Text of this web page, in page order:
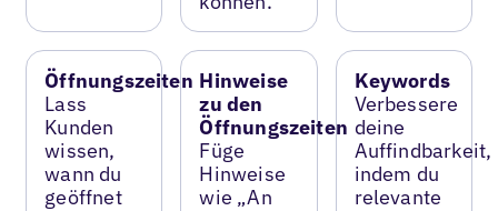
Öffnungszeiten
Lass
Kunden
wissen,
wann du
geöffnet
Hinweise
zu den
Öffnungszeiten
Füge
Hinweise
wie „An
Keywords
Verbessere
deine
Auffindbarkeit,
indem du
relevante